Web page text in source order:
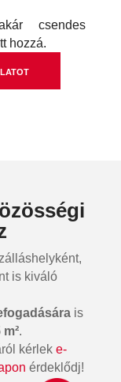
csendes
hozzá.
is kiváló
is
.
kérlek e-
érdeklődj!